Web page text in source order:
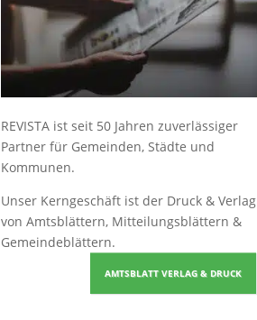
REVISTA ist seit 50 Jahren zuverlässiger
Partner für Gemeinden, Städte und
Kommunen.
Unser Kerngeschäft ist der Druck & Verlag
von Amtsblättern, Mitteilungsblättern &
Gemeindeblättern.
AMTSBLATT VERLAG & DRUCK